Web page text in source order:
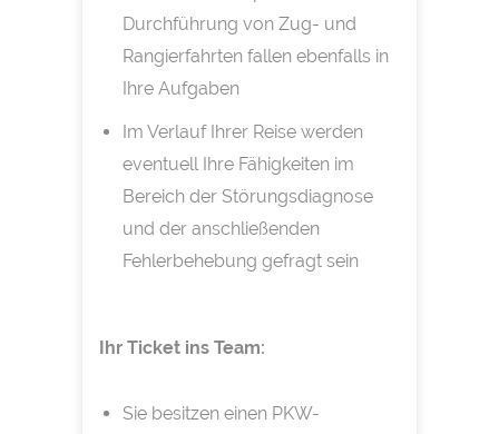
Durchführung von Zug- und
Rangierfahrten fallen ebenfalls in
Ihre Aufgaben
Im Verlauf Ihrer Reise werden
eventuell Ihre Fähigkeiten im
Bereich der Störungsdiagnose
und der anschließenden
Fehlerbehebung gefragt sein
Ihr Ticket ins Team:
Sie besitzen einen PKW-